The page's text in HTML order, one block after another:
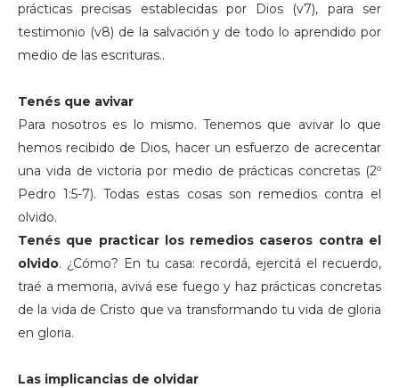
prácticas precisas establecidas por Dios (v7), para ser
testimonio (v8) de la salvación y de todo lo aprendido por
medio de las escrituras..
Tenés que avivar
Para nosotros es lo mismo. Tenemos que avivar lo que
hemos recibido de Dios, hacer un esfuerzo de acrecentar
una vida de victoria por medio de prácticas concretas (2º
Pedro 1:5-7). Todas estas cosas son remedios contra el
olvido.
Tenés que practicar los remedios caseros contra el
olvido. ¿Cómo? En tu casa: recordá, ejercitá el recuerdo,
traé a memoria, avivá ese fuego y haz prácticas concretas
de la vida de Cristo que va transformando tu vida de gloria
en gloria.
Las implicancias de olvidar